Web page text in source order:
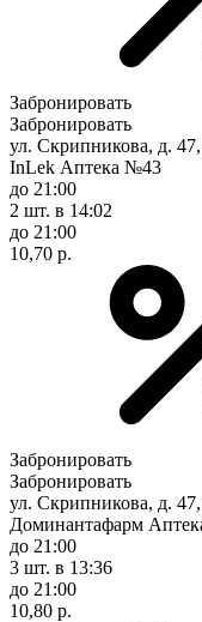
Забронировать
Забронировать
ул. Скрипникова, д.
InLek Аптека №43
до 21:00
2 шт. в 14:02
до 21:00
10,70 р.
Забронировать
Забронировать
ул. Скрипникова, д.
Доминантафарм
до 21:00
3 шт. в 13:36
до 21:00
10,80 р.